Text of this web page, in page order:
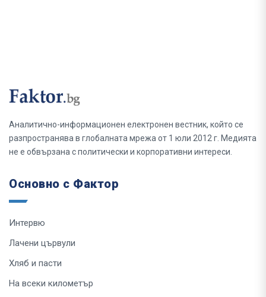
Аналитично-информационен електронен вестник, който се
разпространява в глобалната мрежа от 1 юли 2012 г. Медията
не е обвързана с политически и корпоративни интереси.
Основно с Фактор
Интервю
Лачени цървули
Хляб и пасти
На всеки километър